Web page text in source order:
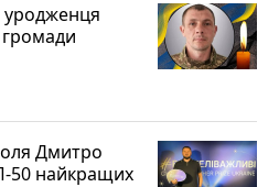
уродженця
Дмитро
50 найкращих